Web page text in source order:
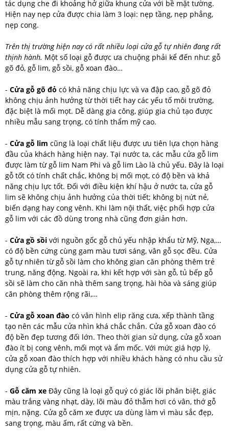
tác dụng che đi khoảng hở giữa khung cửa với bề mặt tường.
Hiện nay nẹp cửa được chia làm 3 loại: nẹp tầng, nẹp phẳng,
nẹp cong.
Trên thị trường hiện nay có rất nhiều loại cửa gỗ tự nhiên đang rất
thịnh hành. Một số loại gỗ được ưa chuộng phải kể đến như: gỗ
gõ đỏ, gỗ lim, gỗ sồi, gỗ xoan đào…
- Cửa gỗ gõ đỏ có khả năng chịu lực và va đập cao, gỗ gõ đỏ
không chịu ảnh hưởng từ thời tiết hay các yếu tố môi trường,
đặc biệt là mối mọt. Dễ dàng gia công, giúp gia chủ tạo được
nhiều mẫu sang trọng, có tính thẩm mỹ cao.
- Cửa gỗ lim cũng là loại chất liệu được ưu tiên lựa chọn hàng
đầu của khách hàng hiện nay. Tại nước ta, các mẫu cửa gỗ lim
được làm từ gỗ lim Nam Phi và gỗ lim Lào là chủ yếu. Đây là loại
gỗ tốt có tính chất chắc, không bị mối mọt, có độ bền và khả
năng chịu lực tốt. Đối với điều kiện khí hậu ở nước ta, cửa gỗ
lim sẽ không chịu ảnh hưởng của thời tiết; không bị nứt nẻ,
biến dạng hay cong vênh. Khi làm nội thất, việc phối hợp cửa
gỗ lim với các đồ dùng trong nhà cũng đơn giản hơn.
- Cửa gồ sồi với nguồn gốc gỗ chủ yếu nhập khẩu từ Mỹ, Nga,…
có độ bền cứng cùng gam màu tươi sáng, vân gỗ sọc đều. Cửa
gỗ tự nhiên từ gỗ sồi làm cho không gian căn phòng thêm trẻ
trung, năng động. Ngoài ra, khi kết hợp với sàn gỗ, tủ bếp gỗ
sồi sẽ làm cho căn nhà thêm sang trọng, hài hòa và sáng giúp
căn phòng thêm rộng rãi,…
- Cửa gỗ xoan đào có vân hình elip răng cưa, xếp thành tầng
tạo nên các mẫu cửa nhìn khá chắc chắn. Cửa gỗ xoan đào có
độ bền đẹp tương đối lớn. Theo thời gian sử dụng, cửa gỗ xoan
đào ít bị cong vênh, mối mọt và ẩm mốc. Với mức giá hợp lý,
cửa gỗ xoan đào thích hợp với nhiều khách hàng có nhu cầu sử
dụng cửa gỗ tự nhiên.
- Gỗ căm xe Đây cũng là loại gỗ quý có giác lõi phân biệt, giác
màu trắng vàng nhạt, dày, lõi màu đỏ thẫm hơi có vân, thớ gỗ
mịn, nặng. Cửa gỗ căm xe được ưa dùng làm vì màu sắc đẹp,
sang trọng, màu ấm, rất cứng và bền.